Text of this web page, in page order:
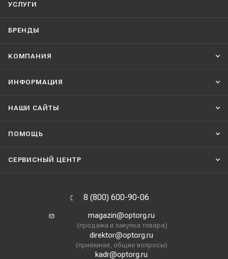
УСЛУГИ
БРЕНДЫ
КОМПАНИЯ
ИНФОРМАЦИЯ
НАШИ CАЙТЫ
ПОМОЩЬ
СЕРВИСНЫЙ ЦЕНТР
8 (800) 600-90-06
magazin@optorg.ru
(продажа и закупка товара)
direktor@optorg.ru
(приёмная, общие вопросы)
kadr@optorg.ru